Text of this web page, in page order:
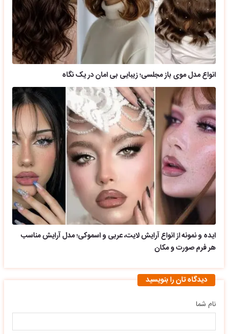
انواع مدل موی باز مجلسی؛ زیبایی بی امان در یک نگاه
ایده و نمونه از انواع آرایش لایت، عربی و اسموکی؛ مدل آرایش مناسب
هر فرم صورت و مکان
دیدگاه تان را بنویسید
نام شما